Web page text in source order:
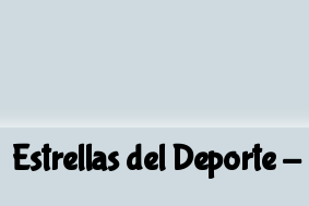
Estrellas del Deporte-